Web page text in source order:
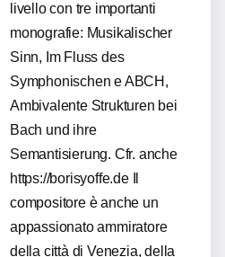
livello con tre importanti
monografie: Musikalischer
Sinn, Im Fluss des
Symphonischen e ABCH,
Ambivalente Strukturen bei
Bach und ihre
Semantisierung. Cfr. anche
https://borisyoffe.de Il
compositore è anche un
appassionato ammiratore
della città di Venezia, della